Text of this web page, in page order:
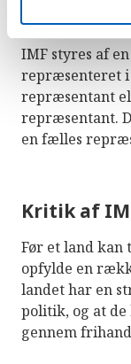
hovedkontor i
IMF styres af
repræsenteret i
repræsentant
repræsentant.
en fælles
Kritik af
Før et land kan
opfylde en
landet har en
politik, og at
gennem